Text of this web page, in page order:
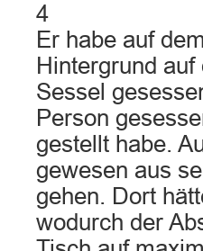
4
Er habe auf
Hintergrund
Sessel
Person
gestellt habe.
gewesen aus
gehen. Dort
wodurch der